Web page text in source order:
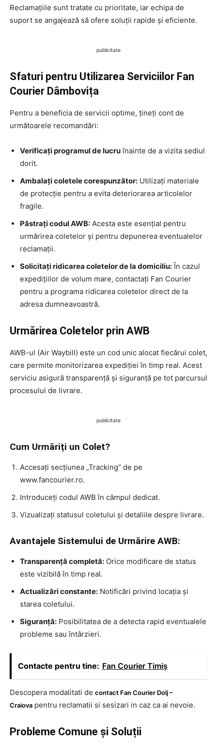
Reclamațiile sunt tratate cu prioritate, iar echipa de
suport se angajează să ofere soluții rapide și eficiente.
publicitate
Sfaturi pentru Utilizarea Serviciilor Fan
Courier Dâmbovița
Pentru a beneficia de servicii optime, țineți cont de
următoarele recomandări:
Verificați programul de lucruînainte de a vizita sediul
dorit.
Ambalați coletele corespunzător: Utilizați materiale
de protecție pentru a evita deteriorarea articolelor
fragile.
Păstrați codul AWB: Acesta este esențial pentru
urmărirea coletelor și pentru depunerea eventualelor
reclamații.
Solicitați ridicarea coletelor de la domiciliu: În cazul
expedițiilor de volum mare, contactați Fan Courier
pentru a programa ridicarea coletelor direct de la
adresa dumneavoastră.
Urmărirea Coletelor prin AWB
AWB-ul (Air Waybill) este un cod unic alocat fiecărui colet,
care permite monitorizarea expediției în timp real. Acest
serviciu asigură transparență și siguranță pe tot parcursul
procesului de livrare.
publicitate
Cum Urmăriți un Colet?
Accesați secțiunea „Tracking” de pe
www.fancourier.ro.
Introduceți codul AWB în câmpul dedicat.
Vizualizați statusul coletului și detaliile despre livrare.
Avantajele Sistemului de Urmărire AWB:
Transparență completă: Orice modificare de status
este vizibilă în timp real.
Actualizări constante: Notificări privind locația și
starea coletului.
Siguranță: Posibilitatea de a detecta rapid eventualele
probleme sau întârzieri.
Contacte pentru tine: Fan Courier Timiș
Descopera modalitati de contact Fan Courier Dolj –
Craiova pentru reclamatii si sesizari in caz ca ai nevoie.
Probleme Comune și Soluții